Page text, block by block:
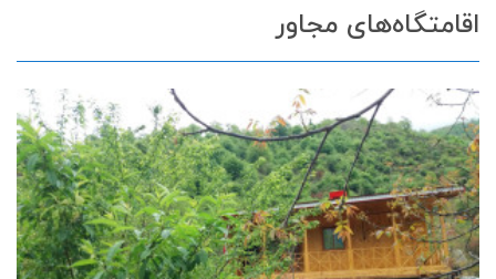
اقامتگاه‌های مجاور